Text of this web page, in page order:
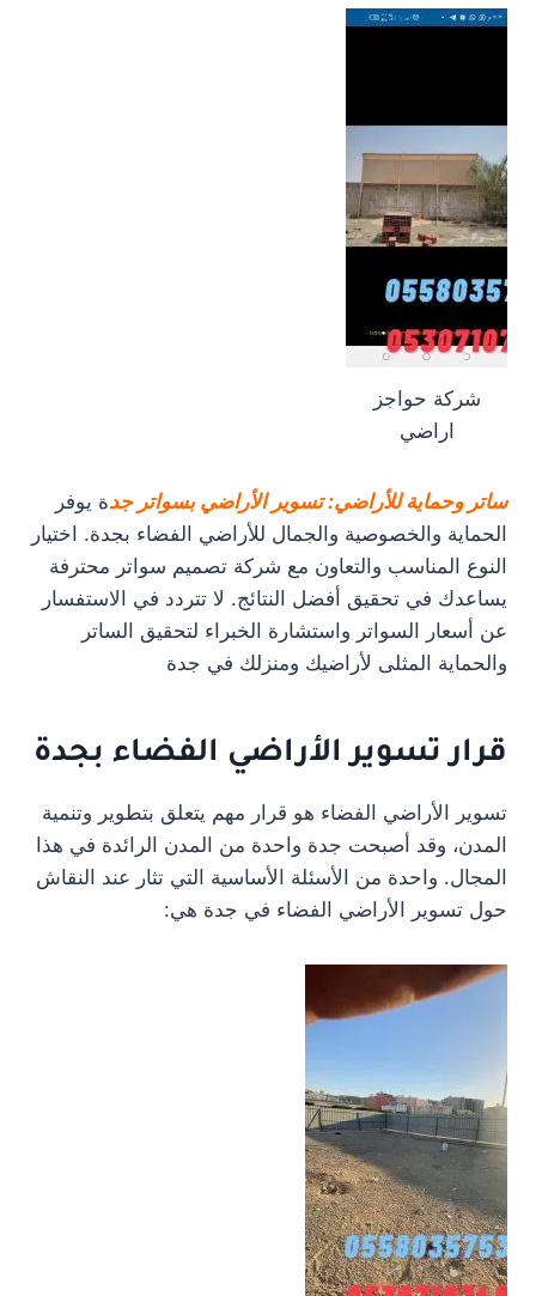
شركة حواجز
اراضي
ساتر وحماية للأراضي: تسوير الأراضي بسواتر جدة يوفر
الحماية والخصوصية والجمال للأراضي الفضاء بجدة. اختيار
النوع المناسب والتعاون مع شركة تصميم سواتر محترفة
يساعدك في تحقيق أفضل النتائج. لا تتردد في الاستفسار
عن أسعار السواتر واستشارة الخبراء لتحقيق الساتر
والحماية المثلى لأراضيك ومنزلك في جدة
قرار تسوير الأراضي الفضاء بجدة
تسوير الأراضي الفضاء هو قرار مهم يتعلق بتطوير وتنمية
المدن، وقد أصبحت جدة واحدة من المدن الرائدة في هذا
المجال. واحدة من الأسئلة الأساسية التي تثار عند النقاش
حول تسوير الأراضي الفضاء في جدة هي: